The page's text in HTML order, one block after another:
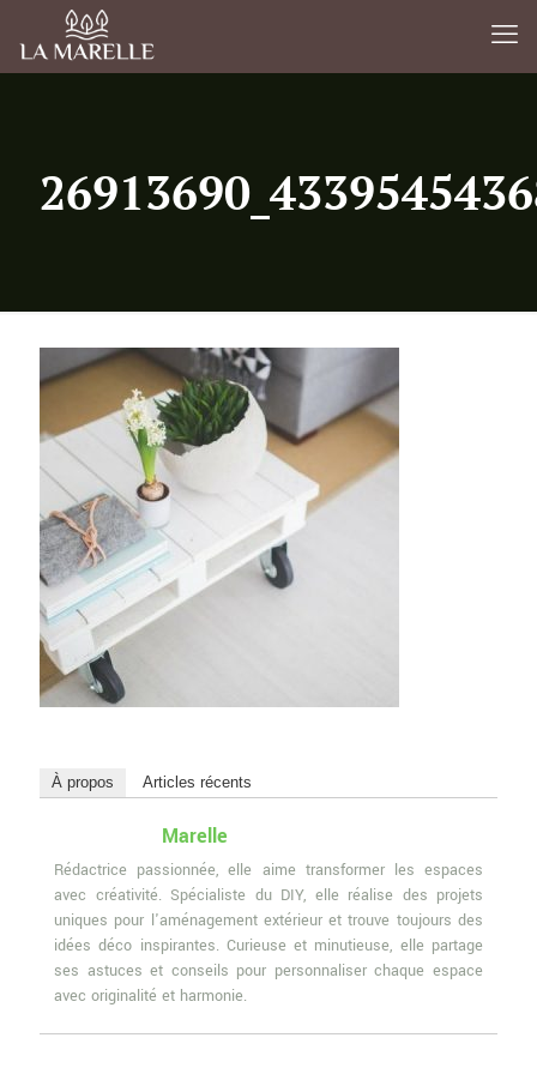
À propos Articles récents
Marelle
Rédactrice passionnée, elle aime transformer les espaces
avec créativité. Spécialiste du DIY, elle réalise des projets
uniques pour l'aménagement extérieur et trouve toujours des
idées déco inspirantes. Curieuse et minutieuse, elle partage
ses astuces et conseils pour personnaliser chaque espace
avec originalité et harmonie.